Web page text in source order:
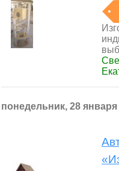
понедельник, 28 января